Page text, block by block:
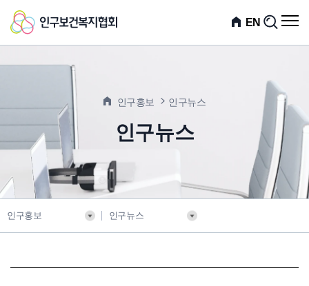
인
구
복
지
협
회
EN
검
전
메
인구홍보
인구뉴스
인구뉴스
인구홍보 인구뉴스